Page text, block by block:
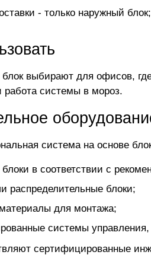
- только наружный
выбирают для офисов,
работа системы в мороз.
система на основе
в соответствии с
распределительные блоки;
для монтажа;
системы
сертифицированные